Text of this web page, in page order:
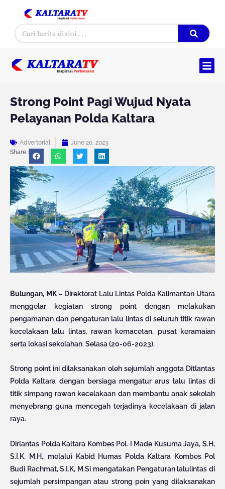
contentSearch
Strong Point Pagi Wujud Nyata
Pelayanan Polda Kaltara
Advertorial
June 20, 2023
Share :
Bulungan, MK– Direktorat Lalu Lintas Polda Kalimantan Utara
menggelar kegiatan strong point dengan melakukan
pengamanan dan pengaturan lalu lintas di seluruh titik rawan
kecelakaan lalu lintas, rawan kemacetan, pusat keramaian
serta lokasi sekolahan. Selasa (20-06-2023).
Strong point ini dilaksanakan oleh sejumlah anggota Ditlantas
Polda Kaltara dengan bersiaga mengatur arus lalu lintas di
titik simpang rawan kecelakaan dan membantu anak sekolah
menyebrang guna mencegah terjadinya kecelakaan di jalan
raya.
Dirlantas Polda Kaltara Kombes Pol. I Made Kusuma Jaya, S.H,
S.I.K, M.H,. melalui Kabid Humas Polda Kaltara Kombes Pol
Budi Rachmat, S.I.K, M.Si mengatakan Pengaturan lalulintas di
sejumlah persimpangan atau strong poin yang dilaksanakan